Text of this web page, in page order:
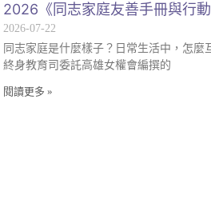
2026《同志家庭友善手冊與行
2026-07-22
同志家庭是什麼樣子？日常生活中，怎
終身教育司委託高雄女權會編撰的
閱讀更多 »